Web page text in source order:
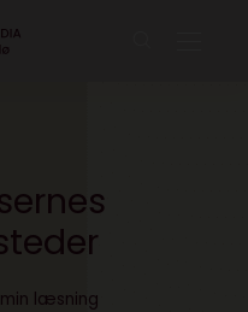
læsning